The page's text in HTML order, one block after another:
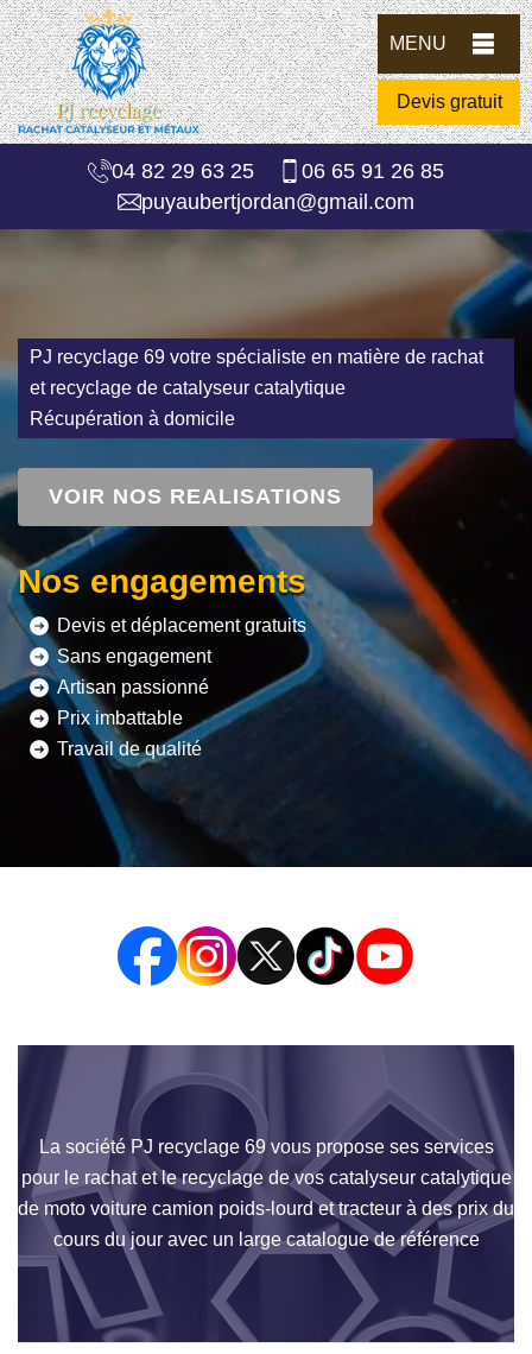
MENU
Devis gratuit
04 82 29 63 25
06 65 91 26 85
puyaubertjordan@gmail.com
PJ recyclage 69 votre spécialiste en matière de rachat
et recyclage de catalyseur catalytique
Récupération à domicile
VOIR NOS REALISATIONS
Nos engagements
Devis et déplacement gratuits
Sans engagement
Artisan passionné
Prix imbattable
Travail de qualité
La société PJ recyclage 69 vous propose ses services
pour le rachat et le recyclage de vos catalyseur catalytique
de moto voiture camion poids-lourd et tracteur à des prix du
cours du jour avec un large catalogue de référence